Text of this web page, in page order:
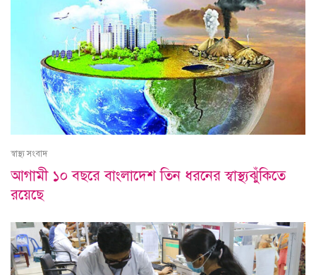
স্বাস্থ্য সংবাদ
আগামী ১০ বছরে বাংলাদেশ তিন ধরনের স্বাস্থ্যঝুঁকিতে
রয়েছে